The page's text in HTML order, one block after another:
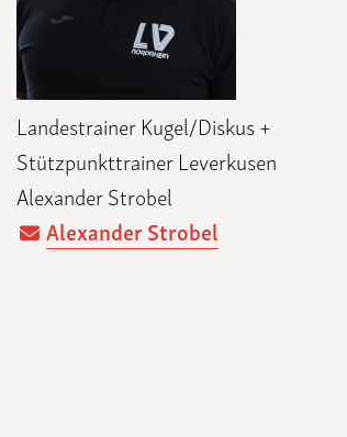
Landestrainer Kugel/Diskus +
Stützpunkttrainer Leverkusen
Alexander Strobel
Alexander Strobel